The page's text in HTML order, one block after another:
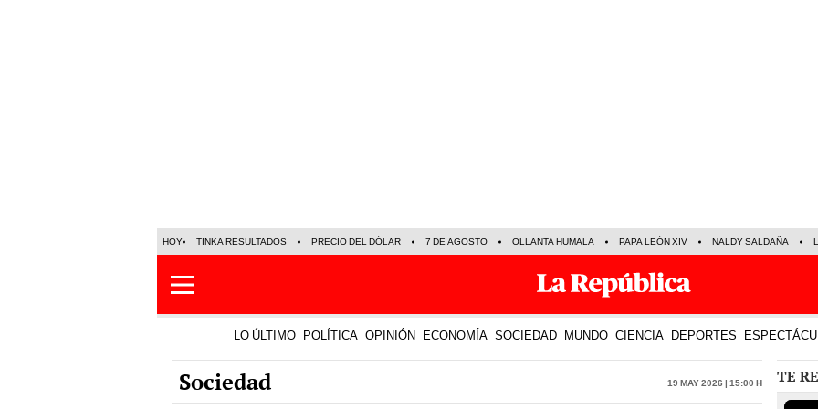
HOY TINKA RESULTADOS PRECIO DEL DÓLAR 7 DE AGOSTO OLLANTA HUMALA PAPA LEÓN XIV NALDY SALDAÑA
LO ÚLTIMO POLÍTICA OPINIÓN ECONOMÍA SOCIEDAD MUNDO CIENCIA DEPORTES
Sociedad 19 May 2026 | 15:00 h TE